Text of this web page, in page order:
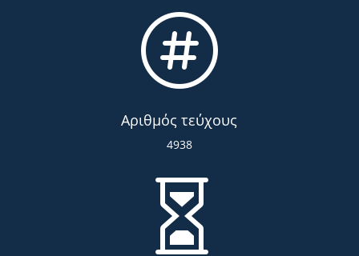

Αριθμός τεύχους
4938
